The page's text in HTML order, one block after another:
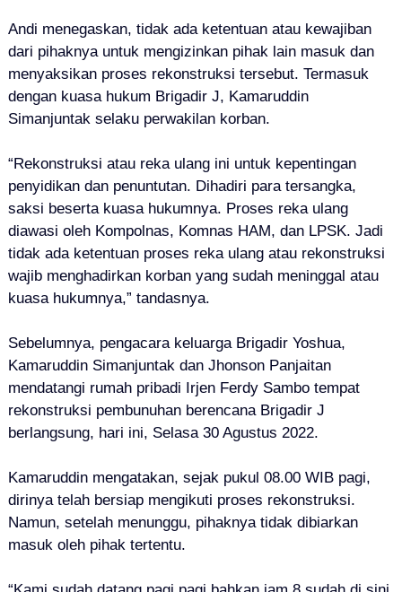
Andi menegaskan, tidak ada ketentuan atau kewajiban
dari pihaknya untuk mengizinkan pihak lain masuk dan
menyaksikan proses rekonstruksi tersebut. Termasuk
dengan kuasa hukum Brigadir J, Kamaruddin
Simanjuntak selaku perwakilan korban.
“Rekonstruksi atau reka ulang ini untuk kepentingan
penyidikan dan penuntutan. Dihadiri para tersangka,
saksi beserta kuasa hukumnya. Proses reka ulang
diawasi oleh Kompolnas, Komnas HAM, dan LPSK. Jadi
tidak ada ketentuan proses reka ulang atau rekonstruksi
wajib menghadirkan korban yang sudah meninggal atau
kuasa hukumnya,” tandasnya.
Sebelumnya, pengacara keluarga Brigadir Yoshua,
Kamaruddin Simanjuntak dan Jhonson Panjaitan
mendatangi rumah pribadi Irjen Ferdy Sambo tempat
rekonstruksi pembunuhan berencana Brigadir J
berlangsung, hari ini, Selasa 30 Agustus 2022.
Kamaruddin mengatakan, sejak pukul 08.00 WIB pagi,
dirinya telah bersiap mengikuti proses rekonstruksi.
Namun, setelah menunggu, pihaknya tidak dibiarkan
masuk oleh pihak tertentu.